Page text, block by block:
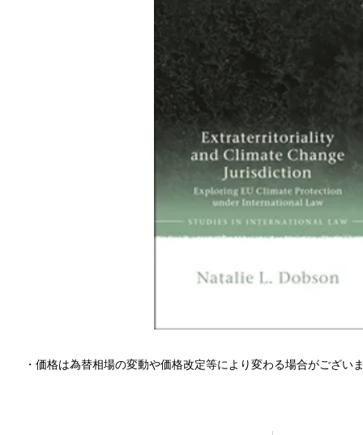
・価格は為替相場の変動や価格改定等により変わる場合がござい